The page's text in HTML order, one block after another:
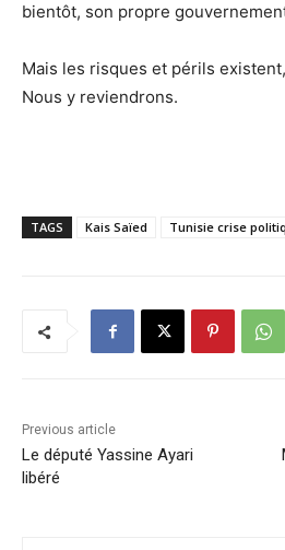
bientôt, son propre
Mais les risques et périls
Nous y reviendrons.
TAGS Kais Saïed Tunisie crise
Previous article
Le député Yassine Ayari
libéré